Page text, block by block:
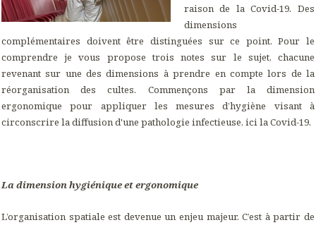
raison de la Covid-19. Des
dimensions
complémentaires doivent être distinguées sur ce point. Pour le
comprendre je vous propose trois notes sur le sujet, chacune
revenant sur une des dimensions à prendre en compte lors de la
réorganisation des cultes. Commençons par la dimension
ergonomique pour appliquer les mesures d’hygiène visant à
circonscrire la diffusion d'une pathologie infectieuse, ici la Covid-19.
La dimension hygiénique et ergonomique
L’organisation spatiale est devenue un enjeu majeur. C’est à partir de